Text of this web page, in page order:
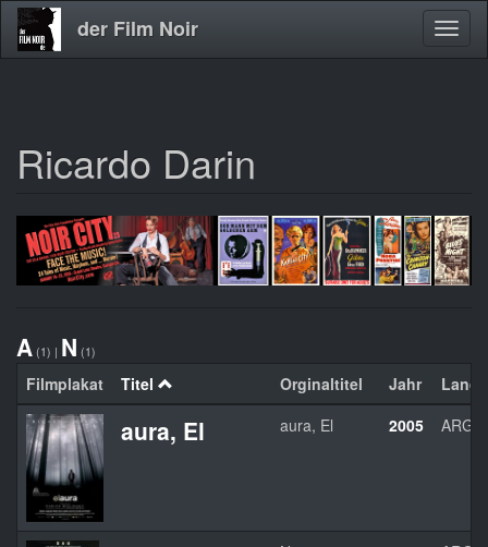
Direkt
zum
der Film Noir
Ricardo Darin
A (1) | N (1)
Filmplakat Titel Orginaltitel Jahr Land
aura, El aura, El 2005 ARG/